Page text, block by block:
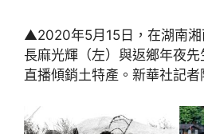
▲2020年5月15日，在湖南湘
長麻光輝（左）與返鄉年夜
直播傾銷土特產。新華社記